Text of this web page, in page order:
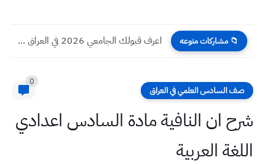
📁 مشاركات منوعه اسئلة الوحدة الرابعة اسلامية سادس اعدادي الفصل الدراسي الثاني بعد...
صف السادس العلمي في العراق
0
شرح ان النافية مادة السادس اعدادي
اللغة العربية